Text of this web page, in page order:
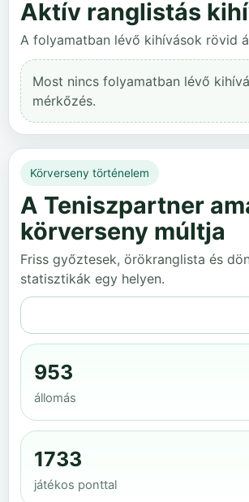
Aktív ranglistás
A folyamatban lévő kihívások rövid
Most nincs folyamatban lévő
mérkőzés.
Körverseny történelem
A Teniszpartner
körverseny múltja
Friss győztesek, örökranglista és
statisztikák egy helyen.
953
állomás
1733
játékos ponttal